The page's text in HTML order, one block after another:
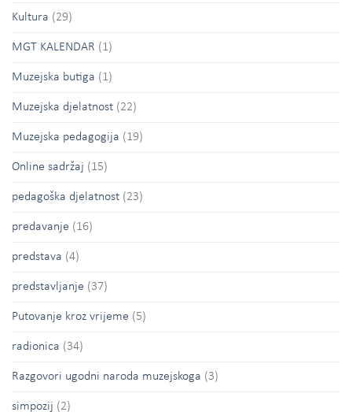
Kultura (29)
MGT KALENDAR (1)
Muzejska butiga (1)
Muzejska djelatnost (22)
Muzejska pedagogija (19)
Online sadržaj (15)
pedagoška djelatnost (23)
predavanje (16)
predstava (4)
predstavljanje (37)
Putovanje kroz vrijeme (5)
radionica (34)
Razgovori ugodni naroda muzejskoga (3)
simpozij (2)